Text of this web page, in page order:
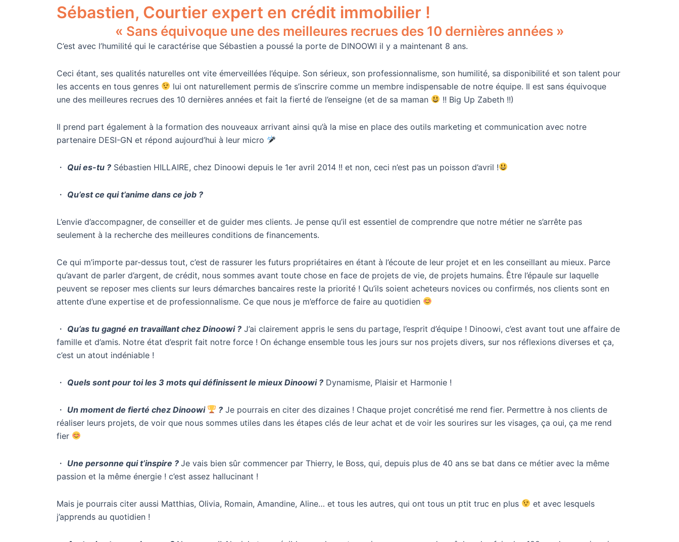
Sébastien, Courtier expert en crédit immobilier !
« Sans équivoque une des meilleures recrues des 10 dernières années »
C’est avec l’humilité qui le caractérise que Sébastien a poussé la porte de DINOOWI il y a maintenant 8 ans.
Ceci étant, ses qualités naturelles ont vite émerveillées l’équipe. Son sérieux, son professionnalisme, son humilité, sa disponibilité et son talent pour
les accents en tous genres
lui ont naturellement permis de s’inscrire comme un membre indispensable de notre équipe. Il est sans équivoque
une des meilleures recrues des 10 dernières années et fait la fierté de l’enseigne (et de sa maman
!! Big Up Zabeth !!)
Il prend part également à la formation des nouveaux arrivant ainsi qu’à la mise en place des outils marketing et communication avec notre
partenaire DESI-GN et répond aujourd’hui à leur micro
・ Qui es-tu ? Sébastien HILLAIRE, chez Dinoowi depuis le 1er avril 2014 !! et non, ceci n’est pas un poisson d’avril !
・ Qu’est ce qui t’anime dans ce job ?
L’envie d’accompagner, de conseiller et de guider mes clients. Je pense qu’il est essentiel de comprendre que notre métier ne s’arrête pas
seulement à la recherche des meilleures conditions de financements.
Ce qui m’importe par-dessus tout, c’est de rassurer les futurs propriétaires en étant à l’écoute de leur projet et en les conseillant au mieux. Parce
qu’avant de parler d’argent, de crédit, nous sommes avant toute chose en face de projets de vie, de projets humains. Être l’épaule sur laquelle
peuvent se reposer mes clients sur leurs démarches bancaires reste la priorité ! Qu’ils soient acheteurs novices ou confirmés, nos clients sont en
attente d’une expertise et de professionnalisme. Ce que nous je m’efforce de faire au quotidien
・ Qu’as tu gagné en travaillant chez Dinoowi ? J’ai clairement appris le sens du partage, l’esprit d’équipe ! Dinoowi, c’est avant tout une affaire de
famille et d’amis. Notre état d’esprit fait notre force ! On échange ensemble tous les jours sur nos projets divers, sur nos réflexions diverses et ça,
c’est un atout indéniable !
・ Quels sont pour toi les 3 mots qui définissent le mieux Dinoowi ? Dynamisme, Plaisir et Harmonie !
・ Un moment de fierté chez Dinoowi ? Je pourrais en citer des dizaines ! Chaque projet concrétisé me rend fier. Permettre à nos clients de
réaliser leurs projets, de voir que nous sommes utiles dans les étapes clés de leur achat et de voir les sourires sur les visages, ça oui, ça me rend
fier
・ Une personne qui t’inspire ? Je vais bien sûr commencer par Thierry, le Boss, qui, depuis plus de 40 ans se bat dans ce métier avec la même
passion et la même énergie ! c’est assez hallucinant !
Mais je pourrais citer aussi Matthias, Olivia, Romain, Amandine, Aline… et tous les autres, qui ont tous un ptit truc en plus
et avec lesquels
j’apprends au quotidien !